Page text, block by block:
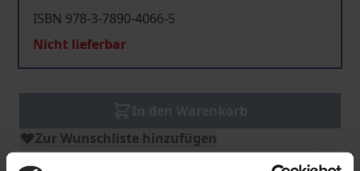
ISBN 978-3-7890-4066-5
Nicht lieferbar
Zur Wunschliste hinzufügen
Hinweise zu Versandkosten